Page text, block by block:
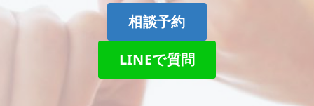
相談予約
LINEで質問